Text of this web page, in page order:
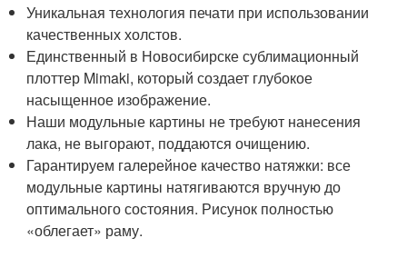
Уникальная технология печати при использовании
качественных холстов.
Единственный в Новосибирске сублимационный
плоттер Mimaki, который создает глубокое
насыщенное изображение.
Наши модульные картины не требуют нанесения
лака, не выгорают, поддаются очищению.
Гарантируем галерейное качество натяжки: все
модульные картины натягиваются вручную до
оптимального состояния. Рисунок полностью
«облегает» раму.